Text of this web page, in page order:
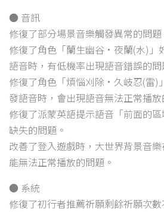
● 音訊
修復了部分場景音樂觸發異常的問題
修復了角色「蘭生幽谷·夜蘭(水)」
語音時，有低機率出現語音錯誤的問
修復了角色「煩惱刈除·久岐忍(雷)
發語音時，會出現語音無法正常播放
修復了派蒙英語提示語音「前面的區
缺失的問題。
改善了登入遊戲時，大世界背景音
能無法正常播放的問題。
● 系統
修復了初行者推薦祈願剩餘祈願次